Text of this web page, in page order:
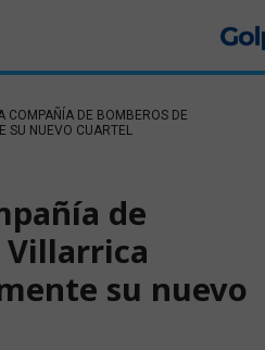
COMPAÑÍA DE BOMBEROS DE
SU NUEVO CUARTEL
de
Villarrica
su nuevo